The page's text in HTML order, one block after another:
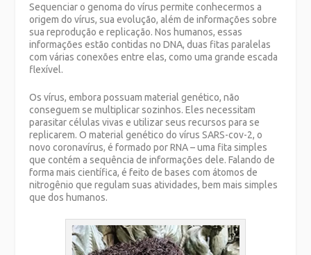
Sequenciar o genoma do vírus permite conhecermos a
origem do vírus, sua evolução, além de informações sobre
sua reprodução e replicação. Nos humanos, essas
informações estão contidas no DNA, duas fitas paralelas
com várias conexões entre elas, como uma grande escada
flexível.
Os vírus, embora possuam material genético, não
conseguem se multiplicar sozinhos. Eles necessitam
parasitar células vivas e utilizar seus recursos para se
replicarem. O material genético do vírus SARS-cov-2, o
novo coronavírus, é formado por RNA – uma fita simples
que contém a sequência de informações dele. Falando de
forma mais científica, é feito de bases com átomos de
nitrogênio que regulam suas atividades, bem mais simples
que dos humanos.